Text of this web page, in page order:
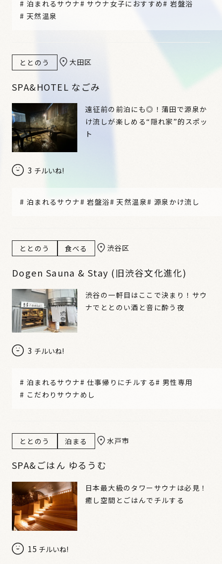
# 泊まれるサウナ# サウナ女子におすすめ#岩盤浴
# 天然温泉
ととのう 大田区
SPA&HOTEL なごみ
3 チルいね!
遠征前の前泊にも◎！蒲田で源泉か
け流しが楽しめる“隠れ家”的スポッ
ト
# 泊まれるサウナ#岩盤浴#天然温泉# 源泉かけ流し
ととのう 食べる 渋谷区
Dogen Sauna & Stay (旧渋谷文化進化)
3 チルいね!
渋谷の一軒目はここで決まり！サウ
ナでととのい酒と音に酔う夜
# 泊まれるサウナ#仕事帰りにチルする# 男性専用
# こだわりサウナめし
ととのう 泊まる 水戸市
SPA&ごはん ゆるうむ
15 チルいね!
日本最大級のタワーサウナは必見！
癒し空間とごはんでチルする